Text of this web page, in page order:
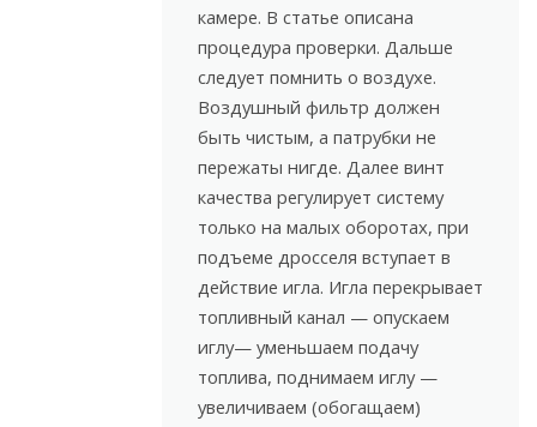
камере. В статье описана
процедура проверки. Дальше
следует помнить о воздухе.
Воздушный фильтр должен
быть чистым, а патрубки не
пережаты нигде. Далее винт
качества регулирует систему
только на малых оборотах, при
подъеме дросселя вступает в
действие игла. Игла перекрывает
топливный канал — опускаем
иглу— уменьшаем подачу
топлива, поднимаем иглу —
увеличиваем (обогащаем)